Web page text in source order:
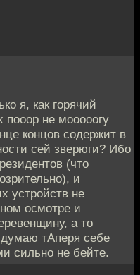
я, как горячий
пооор не мооооогу
концов содержит в
сей зверюги? Ибо
(что
и
устройств не
осмотре и
а то
тАперя себе
сильно не бейте.